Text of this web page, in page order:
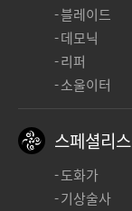
sicsik
ㅊ
허느새부
블레이드
데모닉
리퍼
소울이터
스페셜리
도화가
기상술사